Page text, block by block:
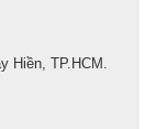
Hiền, TP.HCM.